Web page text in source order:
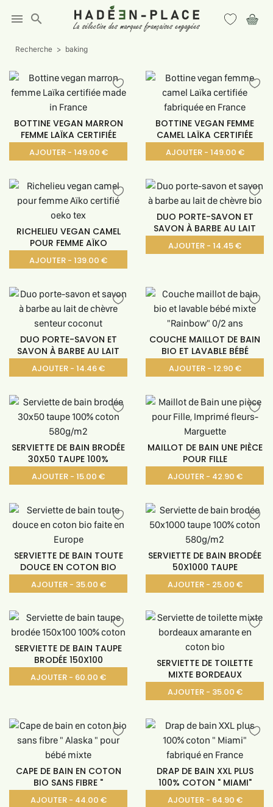
menu search
Recherche baking
BOTTINE VEGAN MARRON
FEMME LAÏKA CERTIFIÉE
AJOUTER - 149.00 €
BOTTINE VEGAN FEMME
CAMEL LAÏKA CERTIFIÉE
AJOUTER - 149.00 €
RICHELIEU VEGAN CAMEL
POUR FEMME AÏKO
AJOUTER - 139.00 €
DUO PORTE-SAVON ET
SAVON À BARBE AU LAIT
AJOUTER - 14.45 €
DUO PORTE-SAVON ET
SAVON À BARBE AU LAIT
AJOUTER - 14.46 €
COUCHE MAILLOT DE BAIN
BIO ET LAVABLE BÉBÉ
AJOUTER - 12.90 €
SERVIETTE DE BAIN BRODÉE
30X50 TAUPE 100%
AJOUTER - 15.00 €
MAILLOT DE BAIN UNE PIÈCE
POUR FILLE
AJOUTER - 42.90 €
SERVIETTE DE BAIN TOUTE
DOUCE EN COTON BIO
AJOUTER - 35.00 €
SERVIETTE DE BAIN BRODÉE
50X1000 TAUPE
AJOUTER - 25.00 €
SERVIETTE DE BAIN TAUPE
BRODÉE 150X100
AJOUTER - 60.00 €
SERVIETTE DE TOILETTE
MIXTE BORDEAUX
AJOUTER - 35.00 €
CAPE DE BAIN EN COTON
BIO SANS FIBRE "
AJOUTER - 44.00 €
DRAP DE BAIN XXL PLUS
100% COTON " MIAMI"
AJOUTER - 64.90 €